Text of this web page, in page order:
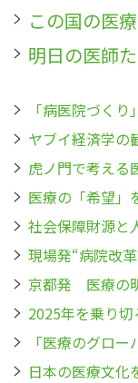
この国の医
明日の医師
「病医院づく
ヤブイ経済学
虎ノ門で考える
医療の「希望」
社会保障財源と
現場発“病院改
京都発 医療の
2025年を乗り
「医療のグロ
日本の医療文化